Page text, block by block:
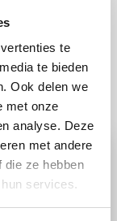
te
te bieden
Ook delen we
met onze
analyse. Deze
met andere
die ze hebben
services.